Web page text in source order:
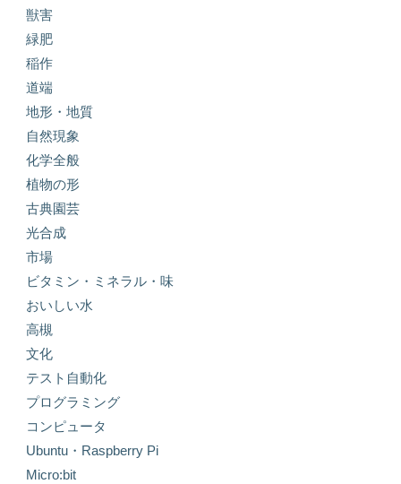
獣害
緑肥
稲作
道端
地形・地質
自然現象
化学全般
植物の形
古典園芸
光合成
市場
ビタミン・ミネラル・味
おいしい水
高槻
文化
テスト自動化
プログラミング
コンピュータ
Ubuntu・Raspberry Pi
Micro:bit